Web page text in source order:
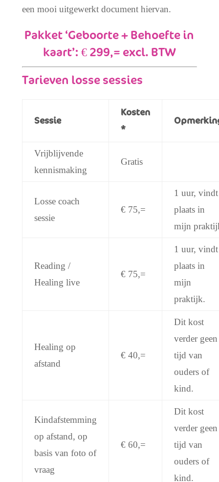
een mooi uitgewerkt document hiervan.
Pakket ‘Geboorte + Behoefte in
kaart’: € 299,= excl. BTW
Tarieven losse sessies
Sessie
Kosten
*
Vrijblijvende
kennismaking
Gratis
Losse coach
sessie
€ 75,=
1 uur, vindt
plaats in
mijn
Reading /
Healing live
€ 75,=
1 uur, vindt
plaats in
mijn
praktijk.
Healing op
afstand
€ 40,=
Dit kost
verder geen
tijd van
ouders of
kind.
Kindafstemming
op afstand, op
basis van foto of
vraag
€ 60,=
Dit kost
verder geen
tijd van
ouders of
kind.